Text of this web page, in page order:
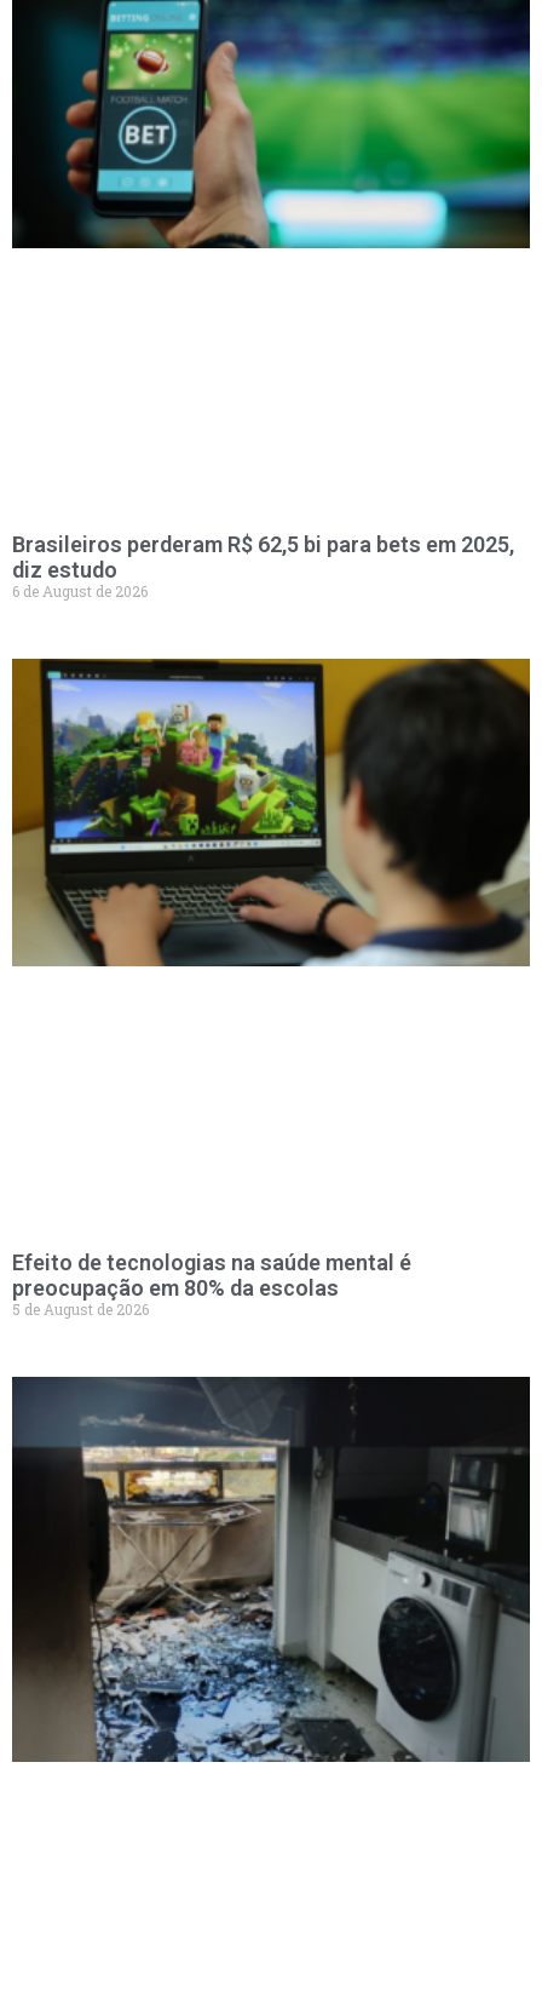
Brasileiros perderam R$ 62,5 bi para bets em 2025,
diz estudo
6 de August de 2026
Efeito de tecnologias na saúde mental é
preocupação em 80% da escolas
5 de August de 2026